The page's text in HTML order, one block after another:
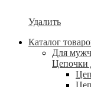
Удалить
Каталог
Для
Цепочки